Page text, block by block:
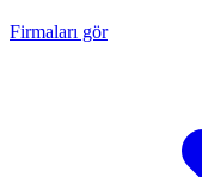
Firmaları gör